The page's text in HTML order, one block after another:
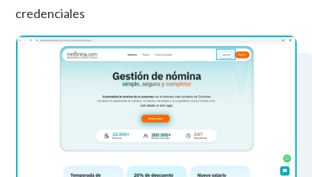
credenciales